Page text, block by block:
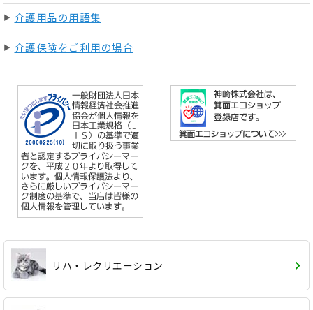
介護用品の用語集
介護保険をご利用の場合
リハ・レクリエーション